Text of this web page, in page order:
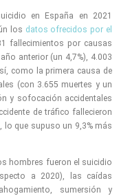
en España en 2021
los datos ofrecidos por el
fallecimientos por causas
anterior (un 4,7%), 4.003
como la primera causa de
(con 3.655 muertes y un
y sofocación accidentales
de tráfico fallecieron
lo que supuso un 9,3% más
hombres fueron el suicidio
a 2020), las caídas
sumersión y